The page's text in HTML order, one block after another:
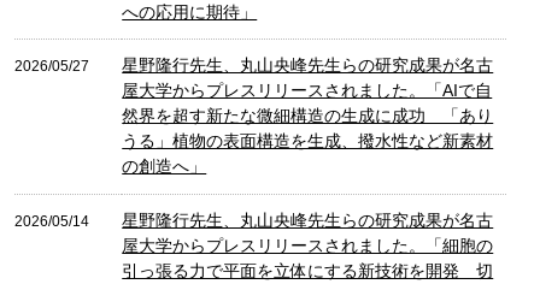
への応用に期待」
2026/05/27
星野隆行先生、丸山央峰先生らの研究成果が名古
屋大学からプレスリリースされました。「AIで自
然界を超す新たな微細構造の生成に成功 「あり
うる」植物の表面構造を生成、撥水性など新素材
の創造へ」
2026/05/14
星野隆行先生、丸山央峰先生らの研究成果が名古
屋大学からプレスリリースされました。「細胞の
引っ張る力で平面を立体にする新技術を開発 切